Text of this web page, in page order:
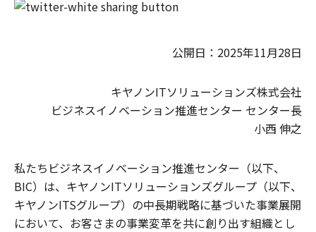
公開日：2025年11月28日
キヤノンITソリューションズ株式会社
ビジネスイノベーション推進センター センター長
小西 伸之
私たちビジネスイノベーション推進センター（以下、
BIC）は、キヤノンITソリューションズグループ（以下、
キヤノンITSグループ）の中長期戦略に基づいた事業展開
において、お客さまの事業変革を共に創り出す組織とし